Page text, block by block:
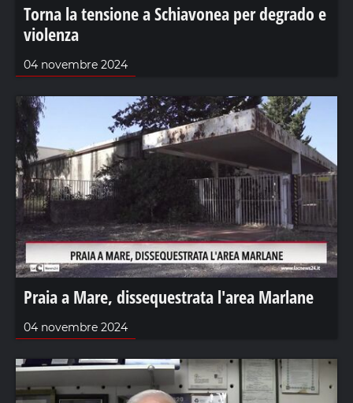
Torna la tensione a Schiavonea per degrado e
violenza
04 novembre 2024
Praia a Mare, dissequestrata l'area Marlane
04 novembre 2024